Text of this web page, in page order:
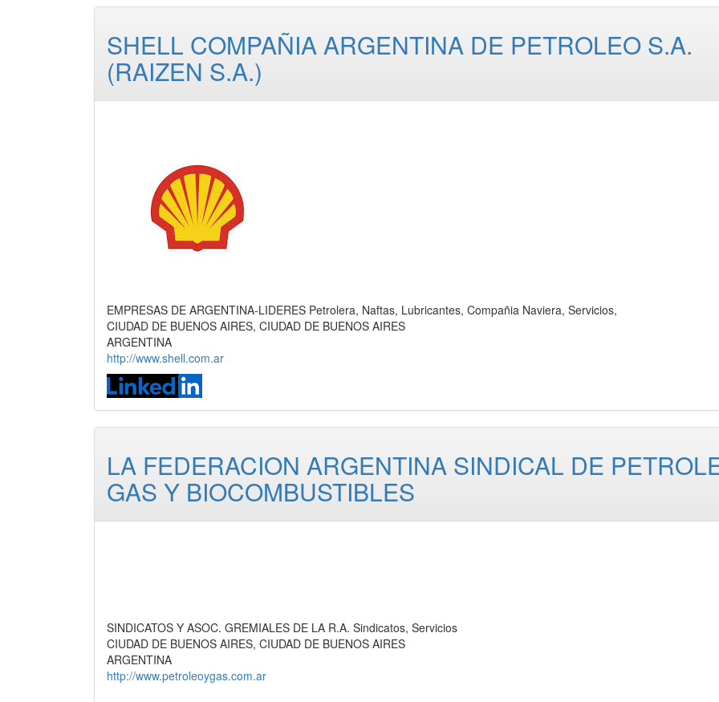
SHELL COMPAÑIA ARGENTINA DE PETROLEO S.A.
(RAIZEN S.A.)
EMPRESAS DE ARGENTINA-LIDERES Petrolera, Naftas, Lubricantes, Compañia Naviera, Servicios,
CIUDAD DE BUENOS AIRES, CIUDAD DE BUENOS AIRES
ARGENTINA
http://www.shell.com.ar
LA FEDERACION ARGENTINA SINDICAL DE
GAS Y BIOCOMBUSTIBLES
SINDICATOS Y ASOC. GREMIALES DE LA R.A. Sindicatos, Servicios
CIUDAD DE BUENOS AIRES, CIUDAD DE BUENOS AIRES
ARGENTINA
http://www.petroleoygas.com.ar